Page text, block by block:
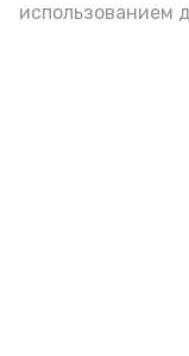
использованием